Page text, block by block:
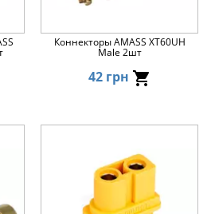
Коннекторы AMASS XT60UH
Male 2шт
42 грн